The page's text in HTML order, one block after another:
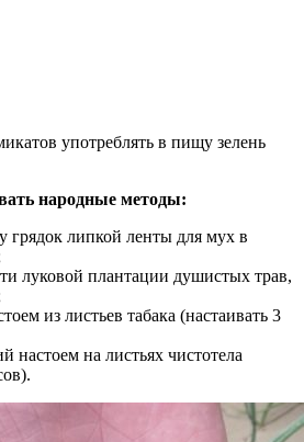
употреблять в пищу зелень
народные методы:
грядок липкой ленты для мух в
луковой плантации душистых трав,
из листьев табака (настаивать 3
настоем на листьях чистотела